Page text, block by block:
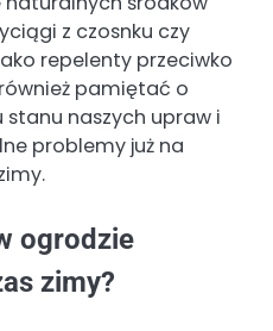
z czosnku czy
repelenty przeciwko
pamiętać o
naszych upraw i
problemy już na
ogrodzie
zimy?